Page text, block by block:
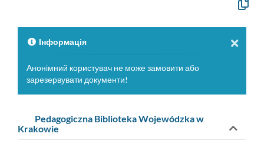
у
Інформація
Анонімний користувач не може замовити або
зарезервувати документи!
Pedagogiczna Biblioteka Wojewódzka w
Krakowie